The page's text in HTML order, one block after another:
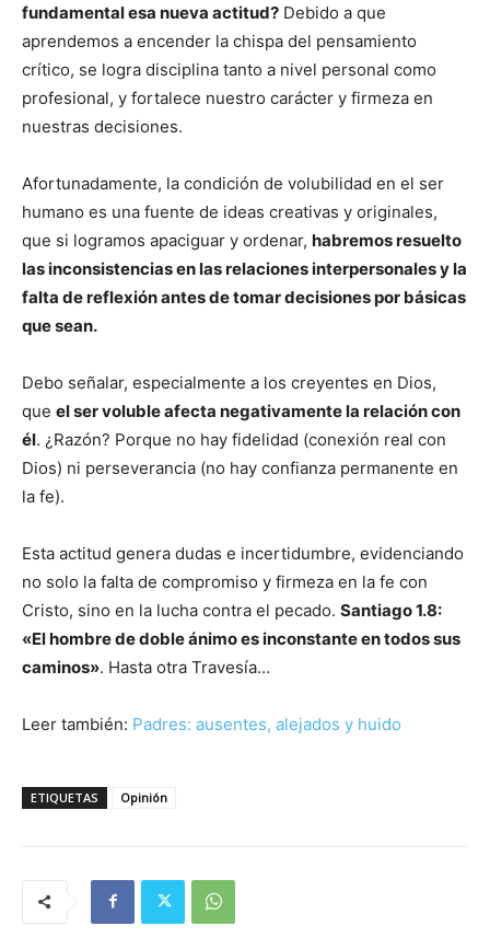
fundamental esa nueva actitud? Debido a que
aprendemos a encender la chispa del pensamiento
crítico, se logra disciplina tanto a nivel personal como
profesional, y fortalece nuestro carácter y firmeza en
nuestras decisiones.
Afortunadamente, la condición de volubilidad en el ser
humano es una fuente de ideas creativas y originales,
que si logramos apaciguar y ordenar, habremos resuelto
las inconsistencias en las relaciones interpersonales y la
falta de reflexión antes de tomar decisiones por básicas
que sean.
Debo señalar, especialmente a los creyentes en Dios,
que el ser voluble afecta negativamente la relación con
él. ¿Razón? Porque no hay fidelidad (conexión real con
Dios) ni perseverancia (no hay confianza permanente en
la fe).
Esta actitud genera dudas e incertidumbre, evidenciando
no solo la falta de compromiso y firmeza en la fe con
Cristo, sino en la lucha contra el pecado. Santiago 1.8:
«El hombre de doble ánimo es inconstante en todos sus
caminos». Hasta otra Travesía…
Leer también: Padres: ausentes, alejados y huido
ETIQUETAS Opinión